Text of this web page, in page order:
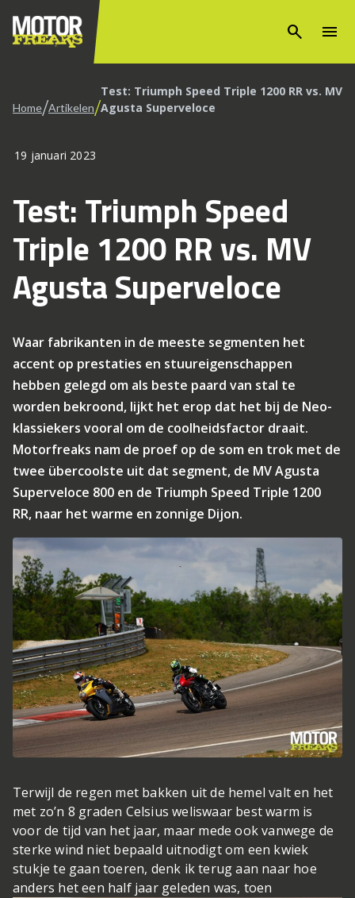
search menu
Home/Artikelen/Test: Triumph Speed Triple 1200 RR vs. MV
Agusta Superveloce
19 januari 2023
Test: Triumph Speed
Triple 1200 RR vs. MV
Agusta Superveloce
Waar fabrikanten in de meeste segmenten het
accent op prestaties en stuureigenschappen
hebben gelegd om als beste paard van stal te
worden bekroond, lijkt het erop dat het bij de Neo-
klassiekers vooral om de coolheidsfactor draait.
Motorfreaks nam de proef op de som en trok met de
twee übercoolste uit dat segment, de MV Agusta
Superveloce 800 en de Triumph Speed Triple 1200
RR, naar het warme en zonnige Dijon.
Terwijl de regen met bakken uit de hemel valt en het
met zo’n 8 graden Celsius weliswaar best warm is
voor de tijd van het jaar, maar mede ook vanwege de
sterke wind niet bepaald uitnodigt om een kwiek
stukje te gaan toeren, denk ik terug aan naar hoe
anders het een half jaar geleden was, toen